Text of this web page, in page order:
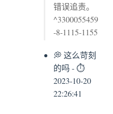
错误追责。
^3300055459
-8-1115-1155
💭 这么苛刻
的吗 - ⏱
2023-10-20
22:26:41